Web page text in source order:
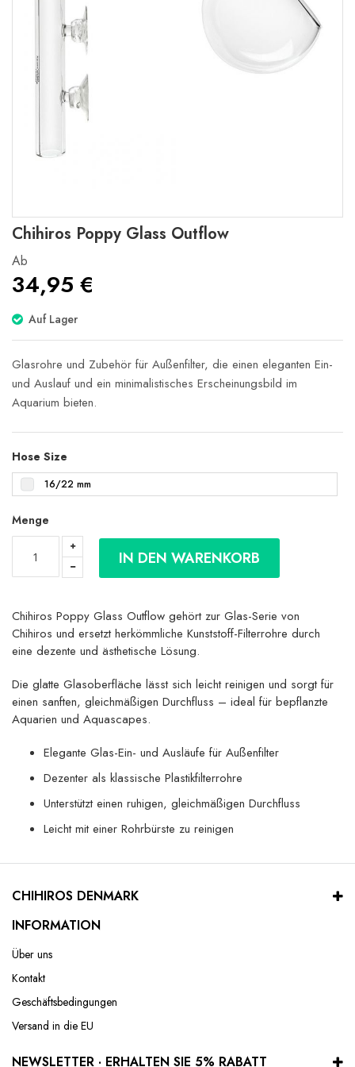
Zum
Anfang
der
springen
Chihiros Poppy Glass Outflow
Ab
34,95 €
Auf Lager
Glasrohre und Zubehör für Außenfilter, die einen eleganten Ein-
und Auslauf und ein minimalistisches Erscheinungsbild im
Aquarium bieten.
Hose Size
16/22 mm
Menge
IN DEN WARENKORB
Chihiros Poppy Glass Outflow gehört zur Glas-Serie von
Chihiros und ersetzt herkömmliche Kunststoff-Filterrohre durch
eine dezente und ästhetische Lösung.
Die glatte Glasoberfläche lässt sich leicht reinigen und sorgt für
einen sanften, gleichmäßigen Durchfluss – ideal für bepflanzte
Aquarien und Aquascapes.
Elegante Glas-Ein- und Ausläufe für Außenfilter
Dezenter als klassische Plastikfilterrohre
Unterstützt einen ruhigen, gleichmäßigen Durchfluss
Leicht mit einer Rohrbürste zu reinigen
CHIHIROS DENMARK
INFORMATION
Über uns
Kontakt
Geschäftsbedingungen
Versand in die EU
NEWSLETTER · ERHALTEN SIE 5% RABATT